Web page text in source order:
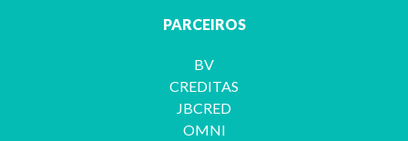
PARCEIROS
BV
CREDITAS
JBCRED
OMNI